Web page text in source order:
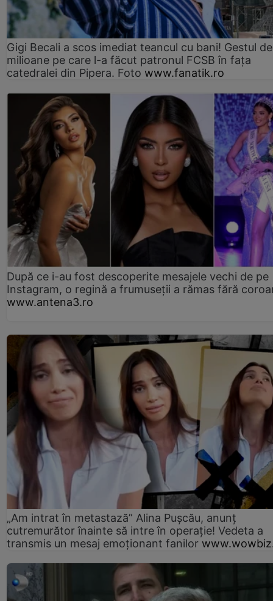
Gigi Becali a scos imediat teancul cu bani! Gestul de
milioane pe care l-a făcut patronul FCSB în fața
catedralei din Pipera. Foto www.fanatik.ro
După ce i-au fost descoperite mesajele vechi de pe
Instagram, o regină a frumuseții a rămas fără
www.antena3.ro
„Am intrat în metastază” Alina Pușcău, anunț
cutremurător înainte să intre în operație! Vedeta a
transmis un mesaj emoționant fanilor